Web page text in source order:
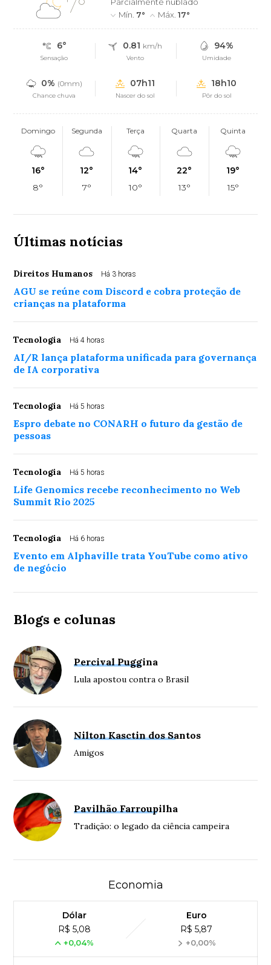
7°
Mín. 7° Máx.17°
6°
Sensação
0.81 km/h
Vento
94%
Umidade
0% (0mm)
Chance chuva
07h11
Nascer do sol
18h10
Pôr do sol
Domingo
16°
8°
Segunda
12°
7°
Terça
14°
10°
Quarta
22°
13°
Quinta
19°
15°
Últimas notícias
Direitos Humanos Há 3 horas
AGU se reúne com Discord e cobra proteção de
crianças na plataforma
Tecnologia Há 4 horas
AI/R lança plataforma unificada para governança
de IA corporativa
Tecnologia Há 5 horas
Espro debate no CONARH o futuro da gestão de
pessoas
Tecnologia Há 5 horas
Life Genomics recebe reconhecimento no Web
Summit Rio 2025
Tecnologia Há 6 horas
Evento em Alphaville trata YouTube como ativo
de negócio
Blogs e colunas
Percival Puggina
Lula apostou contra o Brasil
Nilton Kasctin dos Santos
Amigos
Pavilhão Farroupilha
Tradição: o legado da ciência campeira
Economia
Dólar
R$ 5,08
+0,04%
Euro
R$ 5,87
+0,00%